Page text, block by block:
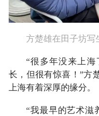
方楚雄在田子坊写
“很多年没来上
长，但很有惊喜！”方
上海有着深厚的缘分。
“我最早的艺术滋